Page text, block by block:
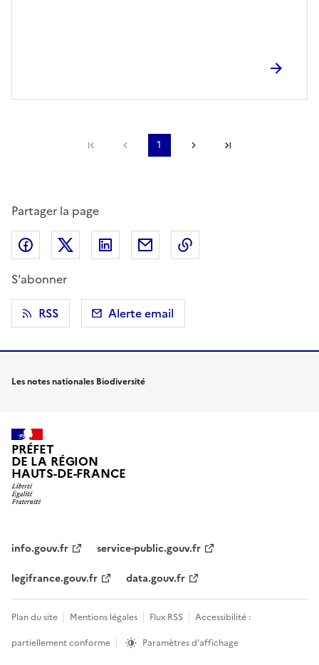
Première pagePage précédente
1 Page suivante
Partager la page
Partager sur Facebook
Partager sur X (anciennement Twitter)
Partager sur LinkedIn
Partager par email
S'abonner
RSS
Alerte email
Les notes nationales Biodiversité
PRÉFET
DE LA RÉGION
HAUTS-DE-FRANCE
info.gouv.fr
service-public.gouv.fr
legifrance.gouv.fr
data.gouv.fr
Plan du site Mentions légales Flux RSS
Accessibilité :
partiellement conforme
Paramètres d'affichage